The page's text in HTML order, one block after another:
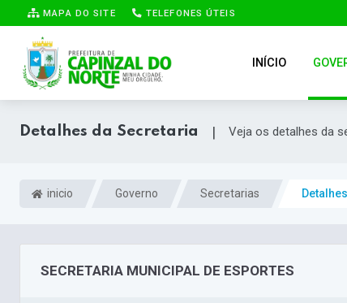
MAPA DO SITE TELEFONES ÚTEIS
INÍCIO
Detalhes da Secretaria | Veja os detalhes da
inicio Governo Secretarias
SECRETARIA MUNICIPAL DE ESPORTES